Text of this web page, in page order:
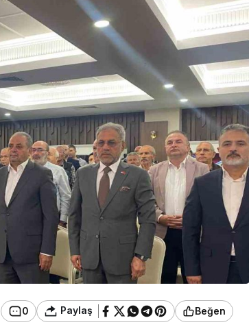
0 Paylaş Beğen
Bolu’nun Tanınmış İsmi
Mahmut Alan Büyük
Tehlikeyi Önledi